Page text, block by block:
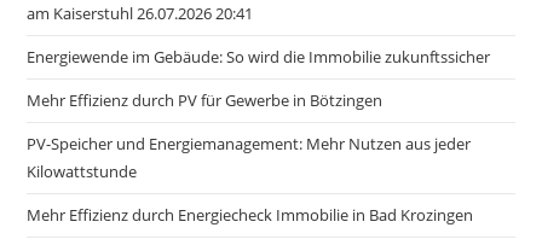
am Kaiserstuhl 26.07.2026 20:41
Energiewende im Gebäude: So wird die Immobilie zukunftssicher
Mehr Effizienz durch PV für Gewerbe in Bötzingen
PV-Speicher und Energiemanagement: Mehr Nutzen aus jeder
Kilowattstunde
Mehr Effizienz durch Energiecheck Immobilie in Bad Krozingen